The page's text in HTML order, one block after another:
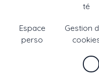
té
Espace
perso
Gestion